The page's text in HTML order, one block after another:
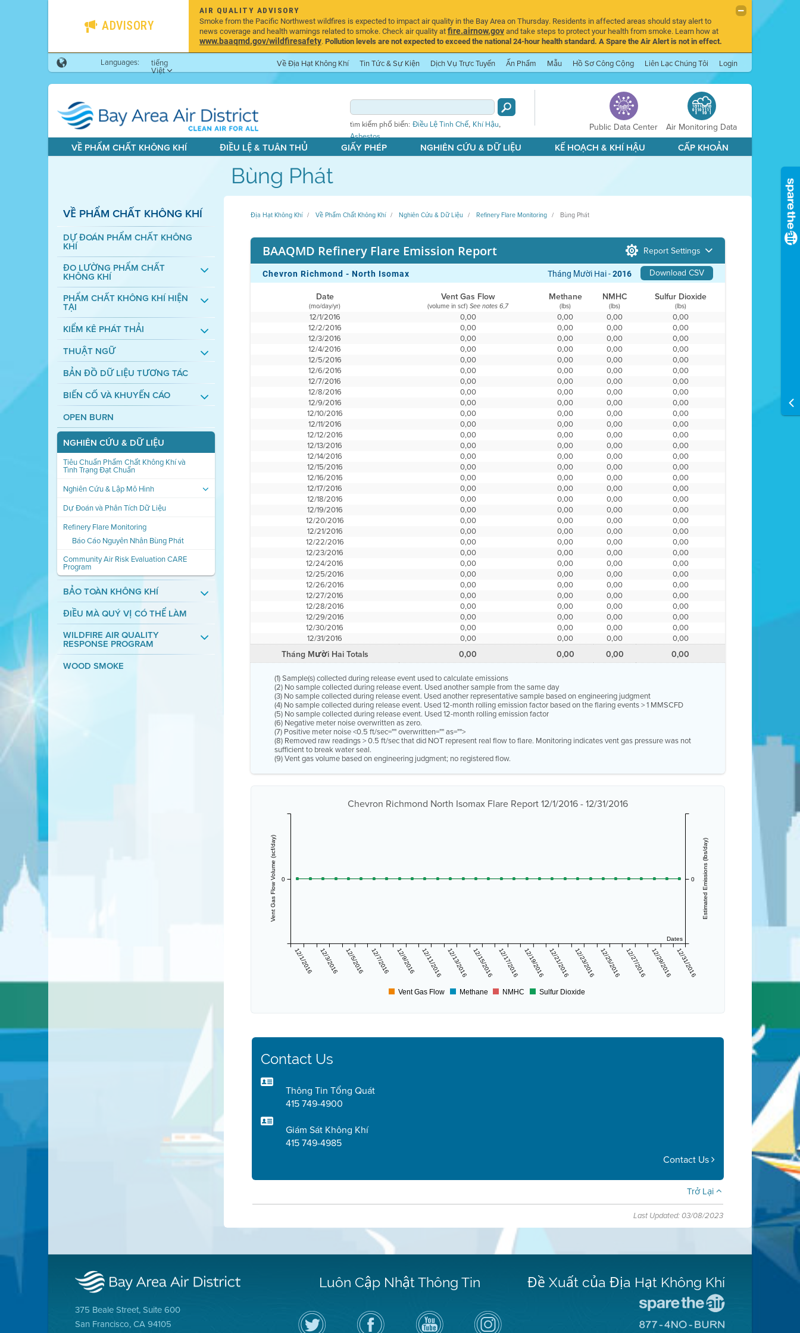
ADVISORY
AIR QUALITY ADVISORY
Smoke from the Pacific Northwest wildfires is expected to impact air quality in the Bay Area on Thursday. Residents in affected areas should stay alert to
news coverage and health warnings related to smoke. Check air quality atfire.airnow.govand take steps to protect your health from smoke. Learn how at
www.baaqmd.gov/wildfiresafety.Pollution levels are not expected to exceed the national 24-hour health standard. A Spare the Air Alert is not in effect.
Languages: tiếng
Việt
Về Địa Hạt Không Khí Tin Tức & Sự Kiện Dịch Vụ Trực Tuyến Ấn Phẩm Mẫu Hồ Sơ Công Cộng Liên Lạc Chúng Tôi Login
tìm kiếm phổ biến: Điều Lệ Tinh Chế, Khí Hậu,
Asbestos
Public Data Center
Air Monitoring Data
VỀ PHẨM CHẤT KHÔNG KHÍ
ĐIỀU LỆ & TUÂN THỦ GIẤY PHÉP NGHIÊN CỨU & DỮ LIỆU KẾ HOẠCH & KHÍ HẬU CẤP KHOẢN
Bùng Phát
VỀ PHẨM CHẤT KHÔNG KHÍ
DỰ ĐOÁN PHẨM CHẤT KHÔNG
KHÍ
ĐO LƯỜNG PHẨM CHẤT
KHÔNG KHÍ
PHẨM CHẤT KHÔNG KHÍ HIỆN
TẠI
KIỂM KÊ PHÁT THẢI
THUẬT NGỮ
BẢN ĐỒ DỮ LIỆU TƯƠNG TÁC
BIẾN CỐ VÀ KHUYẾN CÁO
OPEN BURN
NGHIÊN CỨU & DỮ LIỆU
Tiêu Chuẩn Phẩm Chất Không Khí và
Tình Trạng Đạt Chuẩn
Nghiên Cứu & Lập Mô Hình
Dự Đoán và Phân Tích Dữ Liệu
Refinery Flare Monitoring
Báo Cáo Nguyên Nhân Bùng Phát
Community Air Risk Evaluation CARE
Program
BẢO TOÀN KHÔNG KHÍ
ĐIỀU MÀ QUÝ VỊ CÓ THỂ LÀM
WILDFIRE AIR QUALITY
RESPONSE PROGRAM
WOOD SMOKE
Địa Hạt Không Khí Về Phẩm Chất Không Khí Nghiên Cứu & Dữ Liệu Refinery Flare Monitoring Bùng Phát
BAAQMD Refinery Flare Emission Report Report Settings
Chevron Richmond - North Isomax Download CSV
Tháng Mười Hai -2016
Date Vent Gas Flow Methane NMHC Sulfur Dioxide
(mo/day/yr) (volume in scf)See notes 6,7 (lbs) (lbs) (lbs)
12/1/2016 0,00 0,00 0,00
0,00
12/2/2016
0,00 0,00 0,00
0,00
12/3/2016
0,00 0,00 0,00
0,00
12/4/2016
0,00 0,00 0,00
0,00
12/5/2016
0,00 0,00 0,00
0,00
12/6/2016
0,00 0,00 0,00
0,00
12/7/2016
0,00 0,00 0,00
0,00
12/8/2016
0,00 0,00 0,00
0,00
12/9/2016
0,00 0,00 0,00
0,00
12/10/2016
0,00 0,00 0,00
0,00
12/11/2016
0,00 0,00 0,00
0,00
12/12/2016
0,00 0,00 0,00
0,00
12/13/2016
0,00 0,00 0,00
0,00
12/14/2016
0,00 0,00 0,00
0,00
12/15/2016
0,00 0,00 0,00
0,00
12/16/2016
0,00 0,00 0,00
0,00
12/17/2016
0,00 0,00 0,00
0,00
12/18/2016
0,00 0,00 0,00
0,00
12/19/2016
0,00 0,00 0,00
0,00
12/20/2016
0,00 0,00 0,00
0,00
12/21/2016
0,00 0,00 0,00
0,00
12/22/2016
0,00 0,00 0,00
0,00
12/23/2016
0,00 0,00 0,00
0,00
12/24/2016
0,00 0,00 0,00
0,00
12/25/2016
0,00 0,00 0,00
0,00
12/26/2016
0,00 0,00 0,00
0,00
12/27/2016
0,00 0,00 0,00
0,00
12/28/2016
0,00 0,00 0,00
0,00
12/29/2016
0,00 0,00 0,00
0,00
12/30/2016
0,00 0,00 0,00
0,00
12/31/2016
0,00 0,00 0,00 0,00
Tháng Mười Hai Totals 0,00 0,00 0,00 0,00
(1) Sample(s) collected during release event used to calculate emissions
(2) No sample collected during release event. Used another sample from the same day
(3) No sample collected during release event. Used another representative sample based on engineering judgment
(4) No sample collected during release event. Used 12-month rolling emission factor based on the flaring events > 1 MMSCFD
(5) No sample collected during release event. Used 12-month rolling emission factor
(6) Negative meter noise overwritten as zero.
(7) Positive meter noise <0.5 ft/sec="" overwritten="" as="">
(8) Removed raw readings > 0.5 ft/sec that did NOT represent real flow to flare. Monitoring indicates vent gas pressure was not
sufficient to break water seal.
(9) Vent gas volume based on engineering judgment; no registered flow.
Chevron Richmond North Isomax Flare Report 12/1/2016 - 12/31/2016
Dates
12/1/2016 12/3/2016 12/5/2016 12/7/2016 12/9/2016 12/11/2016 12/13/2016 12/15/2016 12/17/2016 12/19/2016 12/21/2016 12/23/2016 12/25/2016 12/27/2016 12/29/2016 12/31/2016
Vent Gas Flow Volume (scf/day) 0 Estimated Emissions (lbs/day)
0
Vent Gas Flow Methane NMHC Sulfur Dioxide
Contact Us
Thông Tin Tổng Quát
415 749-4900
Giám Sát Không Khí
415 749-4985
Contact Us
Trở Lại
Last Updated: 03/08/2023
375 Beale Street, Suite 600
San Francisco, CA 94105
Luôn Cập Nhật Thông Tin
Hãy
theo
dõi
Truy
cập
Trang
Kênh
YouTube
của
Air
District
on
Đề Xuất của Địa Hạt Không Khí
Trang